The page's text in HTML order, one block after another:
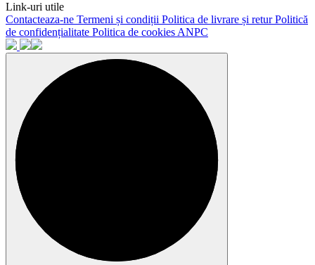
Link-uri utile
Contacteaza-ne Termeni și condiții Politica de livrare și returPolitică
de confidențialitate Politica de cookies ANPC